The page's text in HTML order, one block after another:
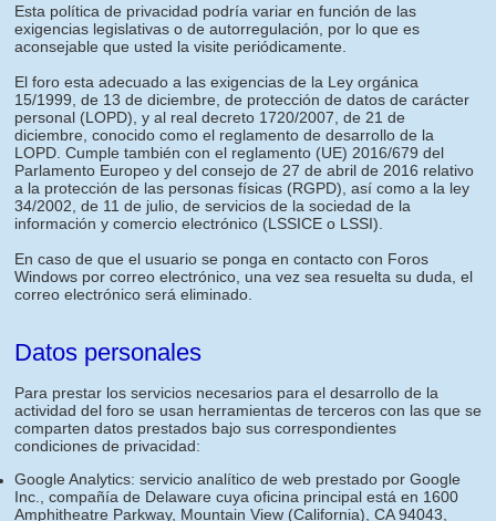
Esta política de privacidad podría variar en función de las
exigencias legislativas o de autorregulación, por lo que es
aconsejable que usted la visite periódicamente.
El foro esta adecuado a las exigencias de la Ley orgánica
15/1999, de 13 de diciembre, de protección de datos de carácter
personal (LOPD), y al real decreto 1720/2007, de 21 de
diciembre, conocido como el reglamento de desarrollo de la
LOPD. Cumple también con el reglamento (UE) 2016/679 del
Parlamento Europeo y del consejo de 27 de abril de 2016 relativo
a la protección de las personas físicas (RGPD), así como a la ley
34/2002, de 11 de julio, de servicios de la sociedad de la
información y comercio electrónico (LSSICE o LSSI).
En caso de que el usuario se ponga en contacto con Foros
Windows por correo electrónico, una vez sea resuelta su duda, el
correo electrónico será eliminado.
Datos personales
Para prestar los servicios necesarios para el desarrollo de la
actividad del foro se usan herramientas de terceros con las que se
comparten datos prestados bajo sus correspondientes
condiciones de privacidad:
Google Analytics: servicio analítico de web prestado por Google
Inc., compañía de Delaware cuya oficina principal está en 1600
Amphitheatre Parkway, Mountain View (California), CA 94043,